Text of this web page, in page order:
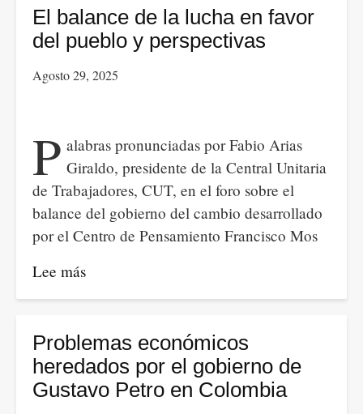
a
la
escuela,
nuestras
las
coincidencias
con
Petro
El balance de la lucha en favor
del pueblo y perspectivas
Agosto 29, 2025
P alabras pronunciadas por Fabio Arias
Giraldo, presidente de la Central Unitaria
de Trabajadores, CUT, en el foro sobre el
balance del gobierno del cambio desarrollado
por el Centro de Pensamiento Francisco Mos
Lee más
El
de
la
lucha
Problemas económicos
heredados por el gobierno de
Gustavo Petro en Colombia